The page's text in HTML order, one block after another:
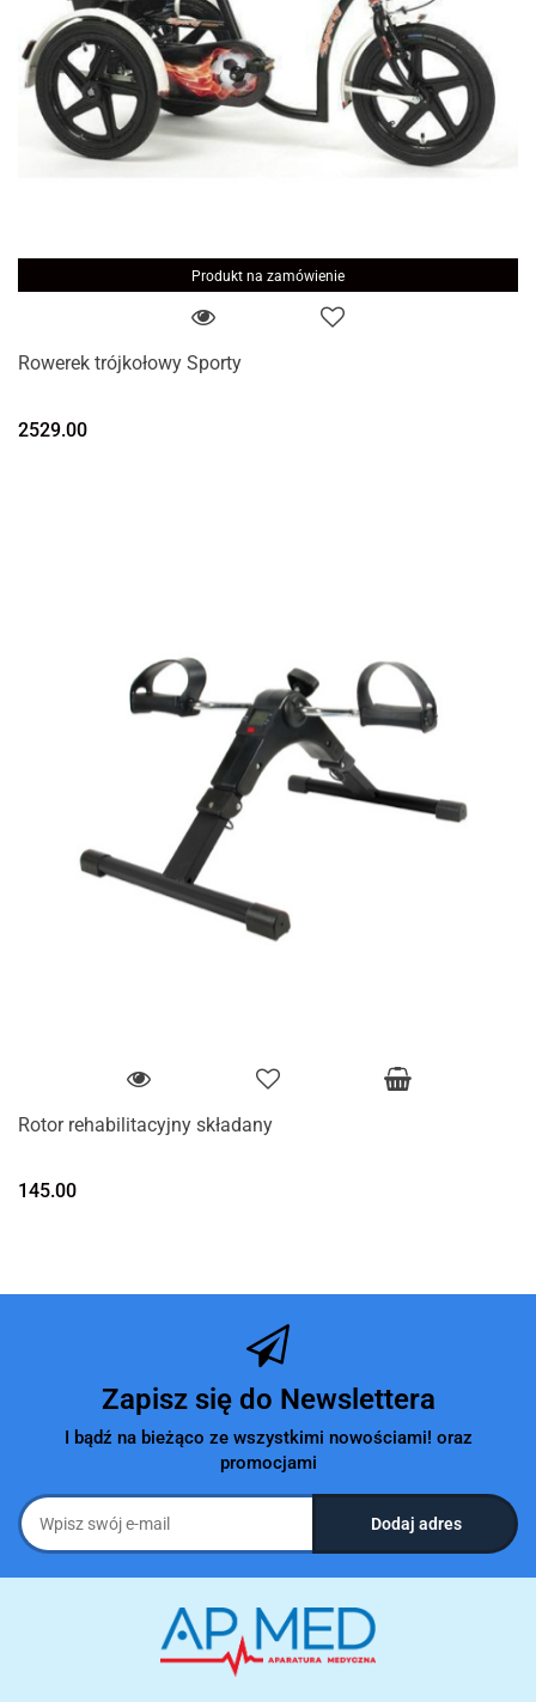
Produkt na zamówienie
Rowerek trójkołowy Sporty
2529.00
Rotor rehabilitacyjny składany
145.00
Zapisz się do Newslettera
I bądź na bieżąco ze wszystkimi nowościami! oraz
promocjami